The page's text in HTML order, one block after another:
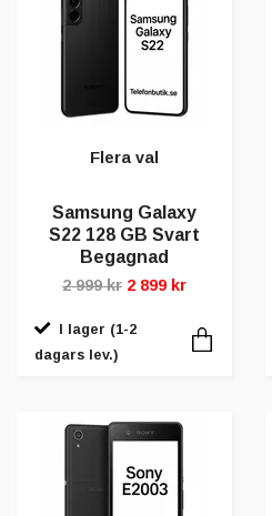
Flera val
Samsung Galaxy
S22 128 GB Svart
Begagnad
2 999 kr 2 899 kr
I lager (1-2
dagars lev.)